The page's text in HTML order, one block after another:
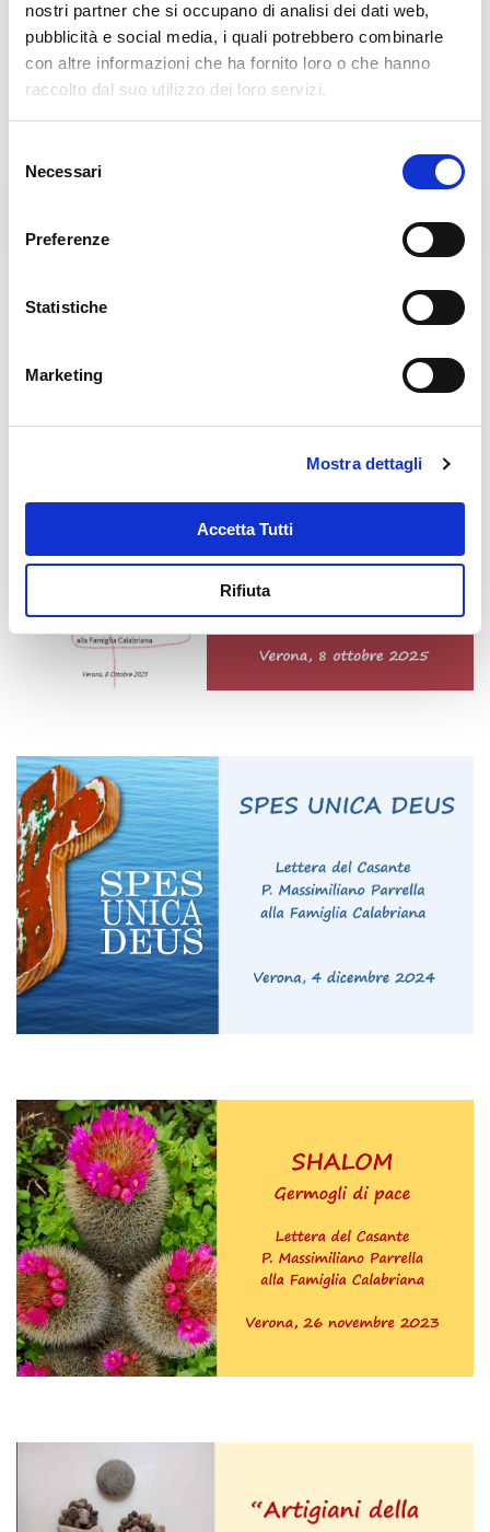
nostri partner che si occupano di analisi dei dati web,
pubblicità e social media, i quali potrebbero combinarle
con altre informazioni che ha fornito loro o che hanno
raccolto dal suo utilizzo dei loro servizi.
delNecessari
Preferenze
Statistiche
Marketing
Mostra dettagli
Accetta Tutti
Rifiuta
LAMPADE DELL'AGORA'